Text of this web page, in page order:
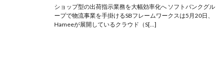
ショップ型の出荷指示業務を大幅効率化へ ソフトバンクグル
ープで物流事業を手掛けるSBフレームワークスは5月20日、
Hameeが展開しているクラウド（S[…]